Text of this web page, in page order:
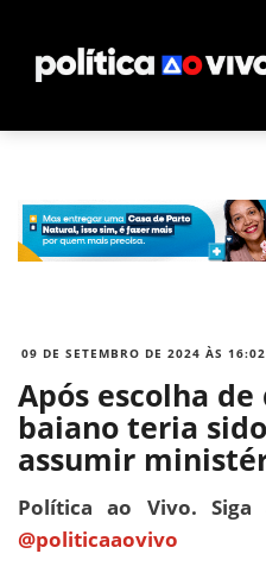
09 DE SETEMBRO DE 2024 ÀS 16:02
Após escolha
baiano teria
assumir
Política ao Vivo.
@politicaaovivo